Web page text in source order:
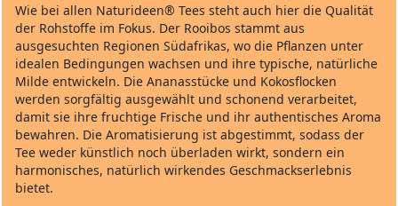
Wie bei allen Naturideen® Tees steht auch hier die Qualität
der Rohstoffe im Fokus. Der Rooibos stammt aus
ausgesuchten Regionen Südafrikas, wo die Pflanzen unter
idealen Bedingungen wachsen und ihre typische, natürliche
Milde entwickeln. Die Ananasstücke und Kokosflocken
werden sorgfältig ausgewählt und schonend verarbeitet,
damit sie ihre fruchtige Frische und ihr authentisches Aroma
bewahren. Die Aromatisierung ist abgestimmt, sodass der
Tee weder künstlich noch überladen wirkt, sondern ein
harmonisches, natürlich wirkendes Geschmackserlebnis
bietet.